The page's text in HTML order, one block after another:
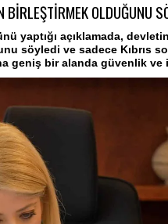
OLDUĞUNU
yaptığı açıklamada,
söyledi ve sadece Kıbrıs
geniş bir alanda güvenlik